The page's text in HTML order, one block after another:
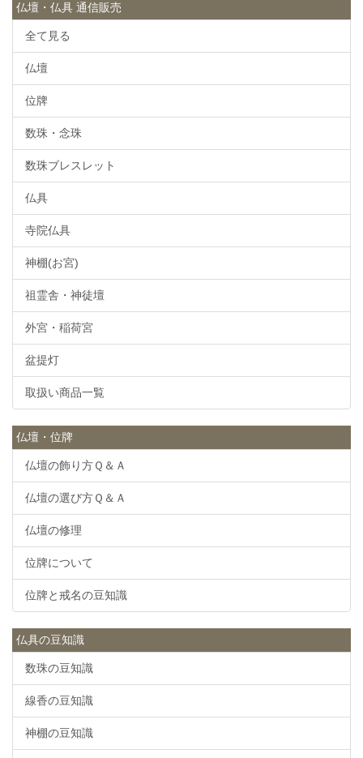
仏壇・仏具 通信販売
全て見る
仏壇
位牌
数珠・念珠
数珠ブレスレット
仏具
寺院仏具
神棚(お宮)
祖霊舎・神徒壇
外宮・稲荷宮
盆提灯
取扱い商品一覧
仏壇・位牌
仏壇の飾り方Ｑ＆Ａ
仏壇の選び方Ｑ＆Ａ
仏壇の修理
位牌について
位牌と戒名の豆知識
仏具の豆知識
数珠の豆知識
線香の豆知識
神棚の豆知識